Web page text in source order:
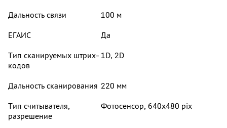
Дальность связи
100 м
ЕГАИС
Да
Тип сканируемых штрих-
кодов
1D, 2D
Дальность сканирования 220 мм
Тип считывателя,
разрешение
Фотосенсор, 640x480 pix